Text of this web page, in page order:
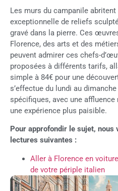
Les murs du campanile
exceptionnelle de reliefs
gravé dans la pierre. Ces
Florence, des arts et des
peuvent admirer ces chefs-
proposées à différents tarifs,
simple à 84€ pour une
s’effectue du lundi au
spécifiques, avec une
une expérience plus paisible.
Pour approfondir le sujet, nous
lectures suivantes :
Aller à Florence en
de votre périple italien